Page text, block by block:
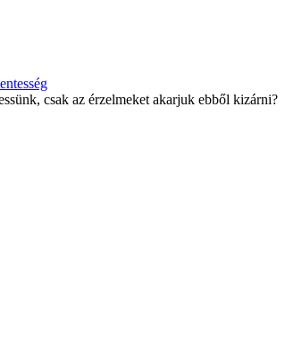
csak az érzelmeket akarjuk ebből kizárni?